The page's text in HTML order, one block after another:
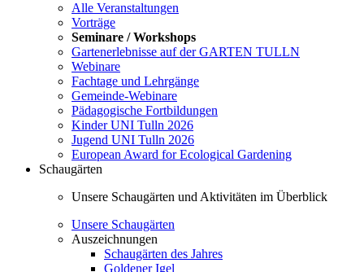
Alle Veranstaltungen
Vorträge
Seminare / Workshops
Gartenerlebnisse auf der GARTEN TULLN
Webinare
Fachtage und Lehrgänge
Gemeinde-Webinare
Pädagogische Fortbildungen
Kinder UNI Tulln 2026
Jugend UNI Tulln 2026
European Award for Ecological Gardening
Schaugärten
Unsere Schaugärten und Aktivitäten im Überblick
Unsere Schaugärten
Auszeichnungen
Schaugärten des Jahres
Goldener Igel